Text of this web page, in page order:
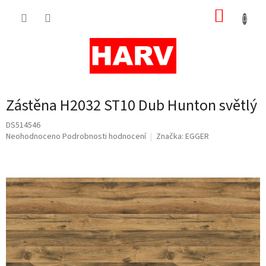
Zástěna H2032 ST10 Dub Hunton světlý
DS514546
Průměrné
0,0
z
5
hvězdiček.
Neohodnoceno Podrobnosti hodnocení Značka: EGGER